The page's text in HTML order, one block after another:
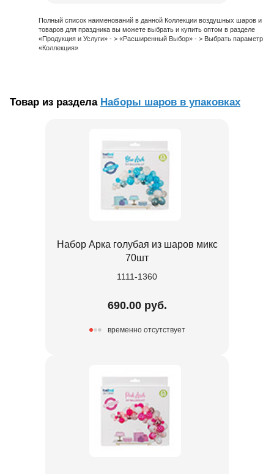
Полный список наименований в данной Коллекции воздушных шаров и
товаров для праздника вы можете выбрать и купить оптом в разделе
«Продукция и Услуги» - > «Расширенный Выбор» - > Выбрать параметр
«Коллекция»
Товар из раздела Наборы шаров в упаковках
Набор Арка голубая из шаров микс
70шт
1111-1360
690.00 руб.
временно отсутствует